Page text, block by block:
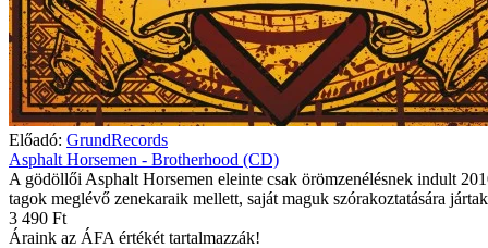
Előadó: GrundRecords
Asphalt Horsemen - Brotherhood (CD)
A gödöllői Asphalt Horsemen eleinte csak örömzenélésnek indult
tagok meglévő zenekaraik mellett, saját maguk szórakoztatására
3 490 Ft
Áraink az ÁFA értékét tartalmazzák!